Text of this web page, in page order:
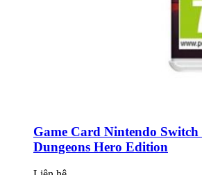
Game Card Nintendo
Dungeons Hero Edition